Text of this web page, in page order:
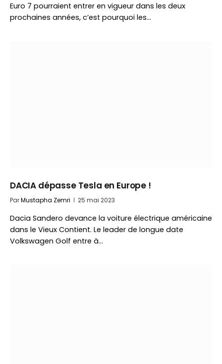
Euro 7 pourraient entrer en vigueur dans les deux
prochaines années, c’est pourquoi les…
DACIA dépasse Tesla en Europe !
ParMustapha Zemri 25 mai 2023
Dacia Sandero devance la voiture électrique américaine
dans le Vieux Contient. Le leader de longue date
Volkswagen Golf entre à…